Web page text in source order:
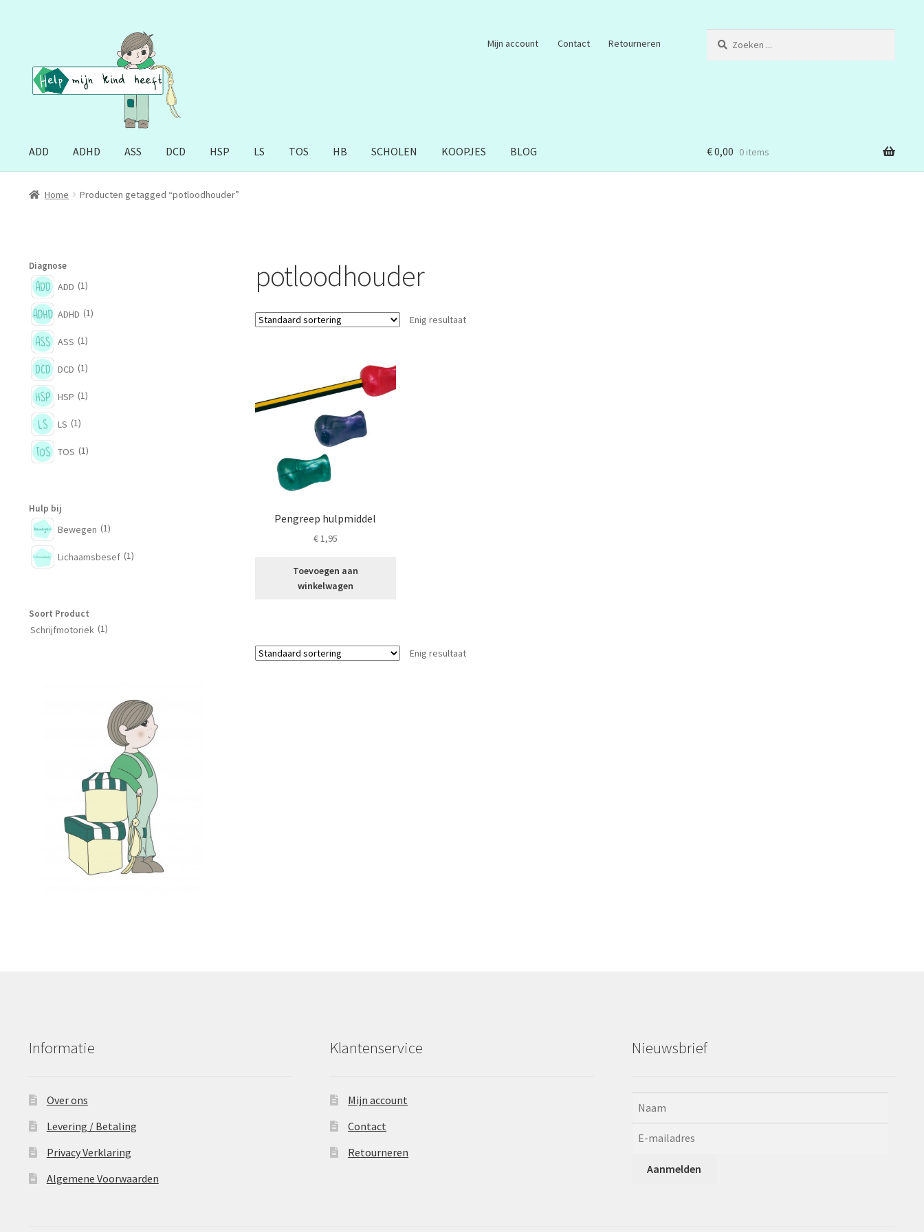
naar
navigatie
de
inhoud
Mijn account Contact Retourneren
ADD ADHD ASS DCD HSP LS TOS HB SCHOLEN KOOPJES BLOG €0,00 0 items
Home Producten getagged “potloodhouder”
potloodhouder
Enig resultaat
Pengreep hulpmiddel
€1,95
Toevoegen aan
winkelwagen
Enig resultaat
Diagnose
ADD (1)
ADHD (1)
ASS (1)
DCD (1)
HSP (1)
LS (1)
TOS (1)
Hulp bij
Bewegen (1)
Lichaamsbesef (1)
Soort Product
Schrijfmotoriek (1)
Informatie
Over ons
Levering / Betaling
Privacy Verklaring
Algemene Voorwaarden
Klantenservice
Mijn account
Contact
Retourneren
Nieuwsbrief